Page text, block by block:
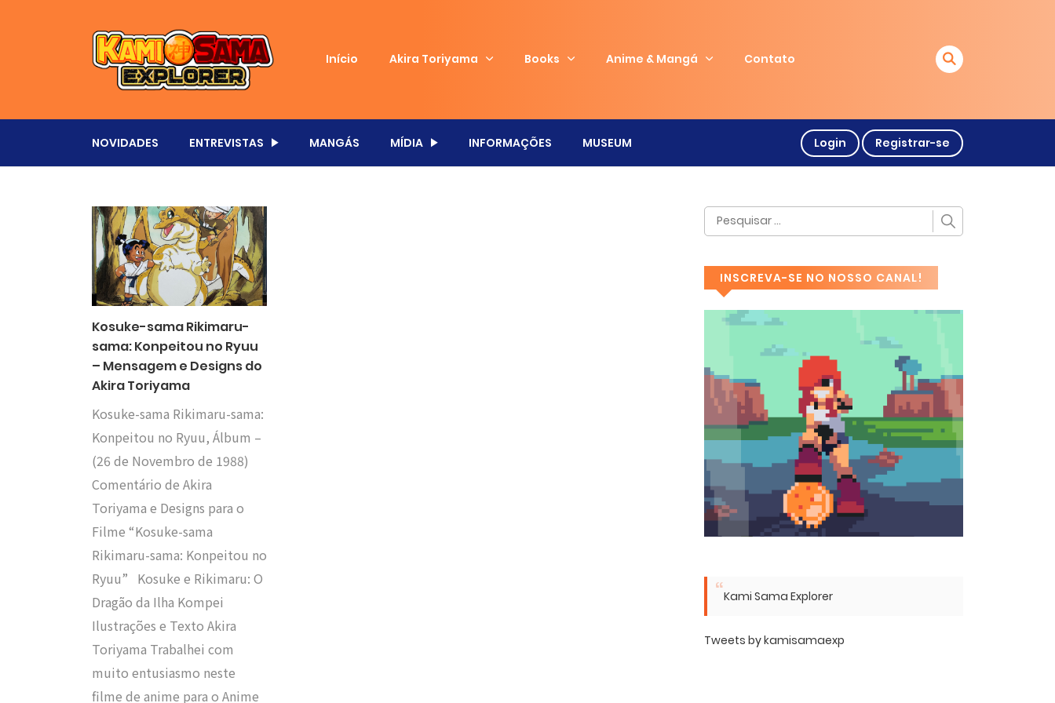
Início Akira Toriyama Books Anime & Mangá Contato
NOVIDADES ENTREVISTAS MANGÁS MÍDIA INFORMAÇÕES MUSEUM Login Registrar-se
Kosuke-sama Rikimaru-
sama: Konpeitou no Ryuu
– Mensagem e Designs do
Akira Toriyama
Kosuke-sama Rikimaru-sama:
Konpeitou no Ryuu, Álbum –
(26 de Novembro de 1988)
Comentário de Akira
Toriyama e Designs para o
Filme “Kosuke-sama
Rikimaru-sama: Konpeitou no
Ryuu” Kosuke e Rikimaru: O
Dragão da Ilha Kompei
Ilustrações e Texto Akira
Toriyama Trabalhei com
muito entusiasmo neste
filme de anime para o Anime
INSCREVA-SE NO NOSSO CANAL!
Kami Sama Explorer
Tweets by kamisamaexp